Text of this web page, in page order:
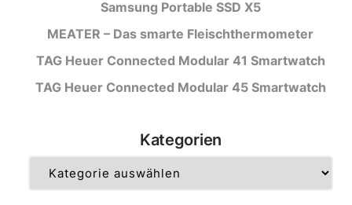
Samsung Portable SSD X5
MEATER – Das smarte Fleischthermometer
TAG Heuer Connected Modular 41 Smartwatch
TAG Heuer Connected Modular 45 Smartwatch
Kategorien